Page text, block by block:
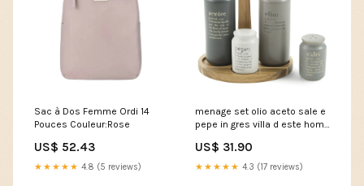
Sac à Dos Femme Ordi 14
Pouces Couleur:Rose
US$ 52.43
★★★★★ 4.8 (5 reviews)
menage set olio aceto sale e
pepe in gres villa d este home
861
US$ 31.90
★★★★★ 4.3 (17 reviews)